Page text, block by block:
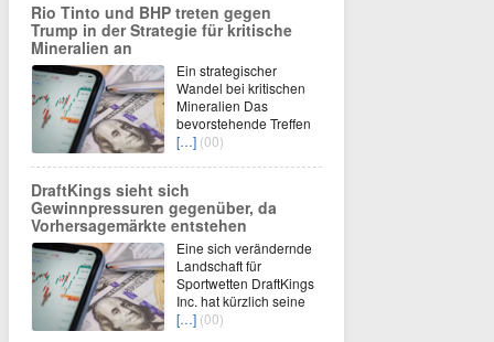
Rio Tinto und BHP treten gegen
Trump in der Strategie für kritische
Mineralien an
Ein strategischer
Wandel bei kritischen
Mineralien Das
bevorstehende Treffen
[…] (00)
DraftKings sieht sich
Gewinnpressuren gegenüber, da
Vorhersagemärkte entstehen
Eine sich verändernde
Landschaft für
Sportwetten DraftKings
Inc. hat kürzlich seine
[…] (00)